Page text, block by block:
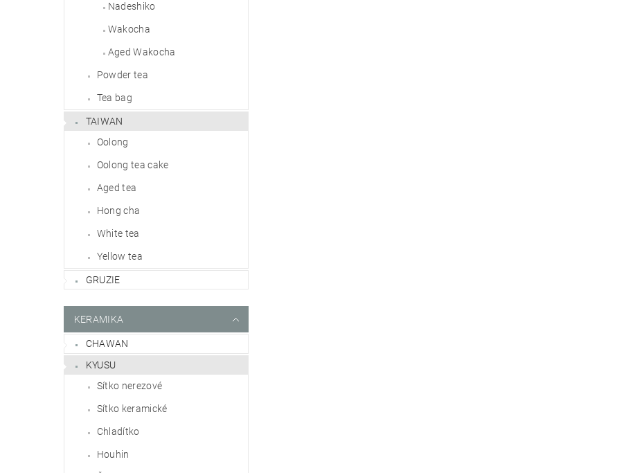
Nadeshiko
Wakocha
Aged Wakocha
Powder tea
Tea bag
TAIWAN
Oolong
Oolong tea cake
Aged tea
Hong cha
White tea
Yellow tea
GRUZIE
KERAMIKA
CHAWAN
KYUSU
Sítko nerezové
Sítko keramické
Chladítko
Houhin